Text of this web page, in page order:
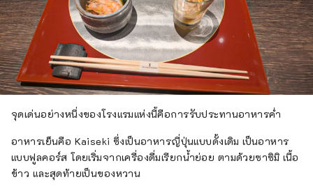
จุดเด่นอย่างหนึ่งของโรงแรมแห่งนี้คือการรับประทานอาหารค่ำ
อาหารเย็นคือ Kaiseki ซึ่งเป็นอาหารญี่ปุ่นแบบดั้งเดิม เป็นอาหาร
แบบฟูลคอร์ส โดยเริ่มจากเครื่องดื่มเรียกน้ำย่อย ตามด้วยซาซิมิ เนื้อ
ข้าว และสุดท้ายเป็นของหวาน